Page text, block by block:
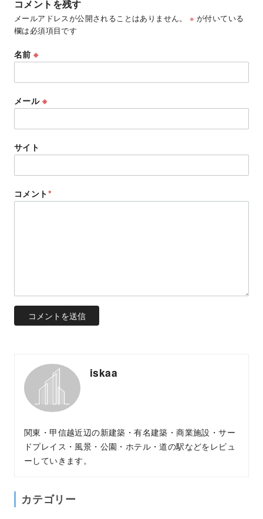
コメントを残す
メールアドレスが公開されることはありません。 ※ が付いている
欄は必須項目です
名前※
メール ※
サイト
コメント*
iskaa
関東・甲信越近辺の新建築・有名建築・商業施設・サー
ドプレイス・風景・公園・ホテル・道の駅などをレビュ
ーしていきます。
カテゴリー